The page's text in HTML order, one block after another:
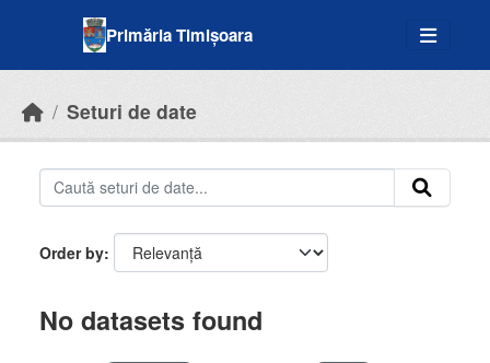
Primăria Timișoara
Seturi de date
Order by
No datasets found